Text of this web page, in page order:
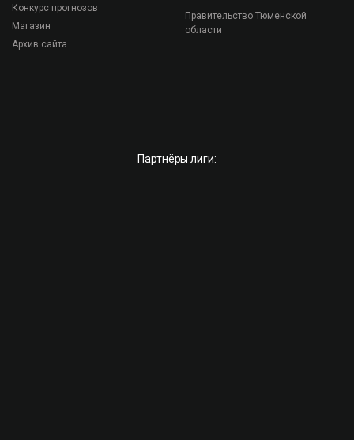
Конкурс прогнозов
Магазин
Архив сайта
Правительство Тюменской
области
Партнёры лиги: